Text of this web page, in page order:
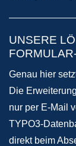
UNSERE
Genau hier
Die
nur per E-Mail
TYPO3-
direkt beim